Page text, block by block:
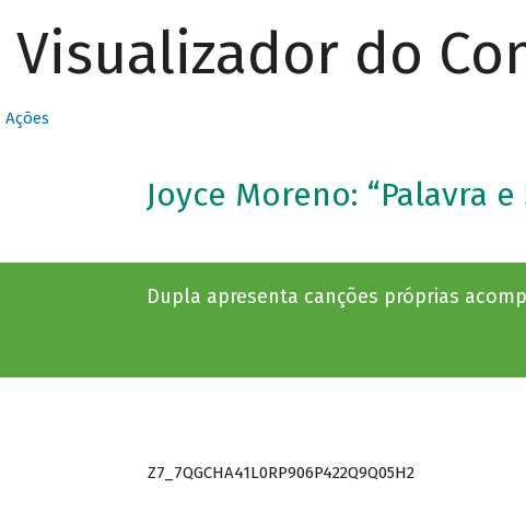
Visualizador do
Ações
Joyce Moreno: “Palavra e
Dupla apresenta canções próprias
Z7_7QGCHA41L0RP906P422Q9Q05H2